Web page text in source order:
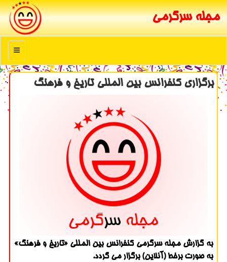
مجله سرگرمی
منو
برگزاری كنفرانس بین المللی تاریخ و فرهنگ
به گزارش مجله سرگرمی كنفرانس بین المللی «تاریخ و فرهنگ»
به صورت برخط (آنلاین) برگزار می گردد.